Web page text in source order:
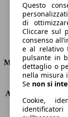
Elettrica
Carburante
Motore e
KW (PS)
Accelerazione (0-
Velocità
Numero di
Questo
di
Cliccare sul
consenso
e al relativo
pulsante in
dettaglio o
nella misura
Se non si
Cookie,